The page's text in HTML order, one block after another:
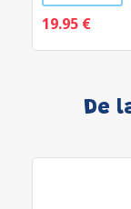
19.95 €
De